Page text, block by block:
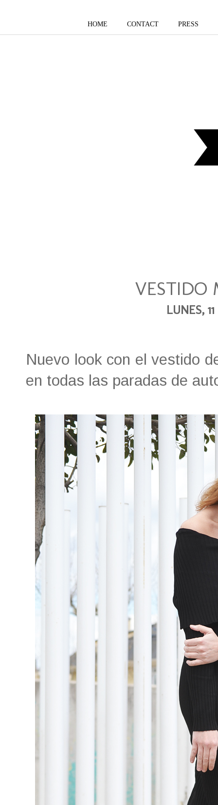
HOME CONTACT PRESS
VESTIDO
LUNES,
Nuevo look con el vestido
en todas las paradas de